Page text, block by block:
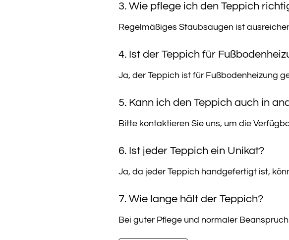
3. Wie pflege ich den Teppich
Regelmäßiges Staubsaugen ist
4. Ist der Teppich für
Ja, der Teppich ist für Fußbodenheizung
5. Kann ich den Teppich auch in
Bitte kontaktieren Sie uns, um die
6. Ist jeder Teppich ein Unikat?
Ja, da jeder Teppich handgefertigt ist,
7. Wie lange hält der Teppich?
Bei guter Pflege und normaler